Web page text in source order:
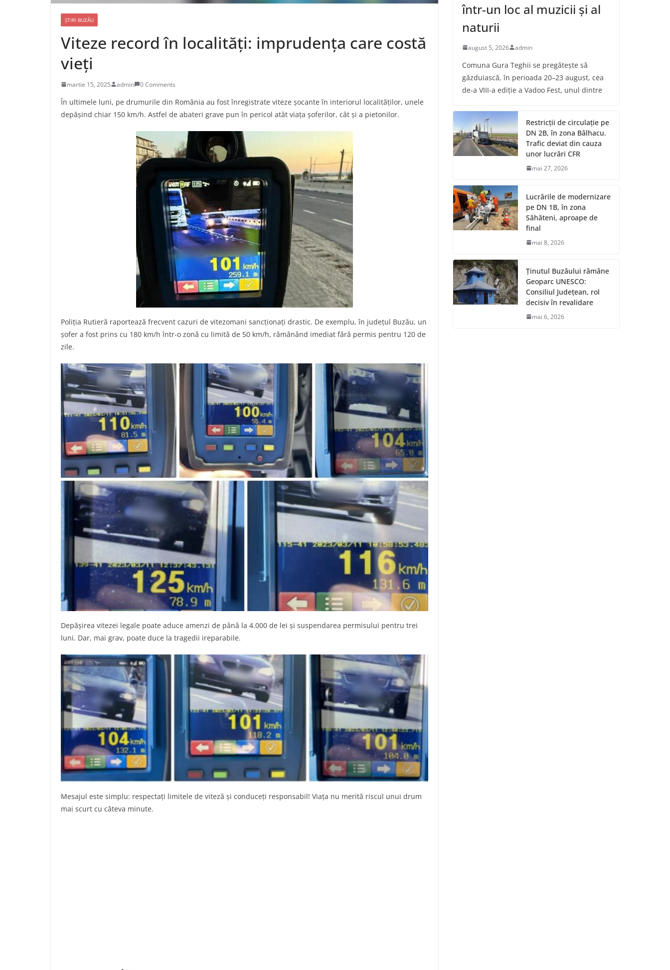
ȘTIRI BUZĂU
Viteze record în localități: imprudența care costă
vieți
martie 15, 2025 admin 0 Comments
În ultimele luni, pe drumurile din România au fost înregistrate viteze șocante în interiorul localităților, unele
depășind chiar 150 km/h. Astfel de abateri grave pun în pericol atât viața șoferilor, cât și a pietonilor.
Poliția Rutieră raportează frecvent cazuri de vitezomani sancționați drastic. De exemplu, în județul Buzău, un
șofer a fost prins cu 180 km/h într-o zonă cu limită de 50 km/h, rămânând imediat fără permis pentru 120 de
zile.
Depășirea vitezei legale poate aduce amenzi de până la 4.000 de lei și suspendarea permisului pentru trei
luni. Dar, mai grav, poate duce la tragedii ireparabile.
Mesajul este simplu: respectați limitele de viteză și conduceți responsabil! Viața nu merită riscul unui drum
mai scurt cu câteva minute.
într-un loc al muzicii și al
naturii
august 5, 2026 admin
Comuna Gura Teghii se pregătește să
găzduiască, în perioada 20–23 august, cea
de-a VIII-a ediție a Vadoo Fest, unul dintre
Restricții de circulație pe
DN 2B, în zona Bâlhacu.
Trafic deviat din cauza
unor lucrări CFR
mai 27, 2026
Lucrările de modernizare
pe DN 1B, în zona
Săhăteni, aproape de
final
mai 8, 2026
Ținutul Buzăului rămâne
Geoparc UNESCO:
Consiliul Județean, rol
decisiv în revalidare
mai 6, 2026